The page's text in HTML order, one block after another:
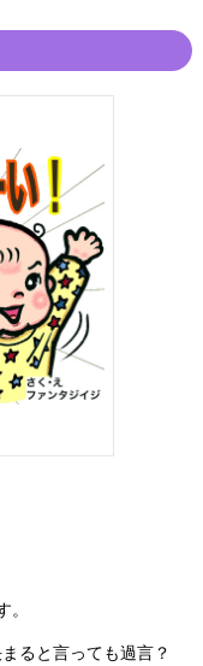
。
ると言っても過言？